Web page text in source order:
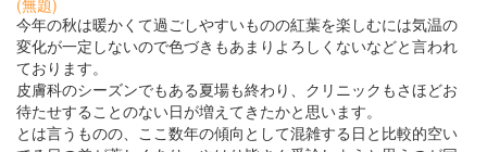
今年の秋は暖かくて過ごしやすいものの紅葉を楽しむには気温の
変化が一定しないので色づきもあまりよろしくないなどと言われ
ております。
皮膚科のシーズンでもある夏場も終わり、クリニックもさほどお
待たせすることのない日が増えてきたかと思います。
とは言うものの、ここ数年の傾向として混雑する日と比較的空い